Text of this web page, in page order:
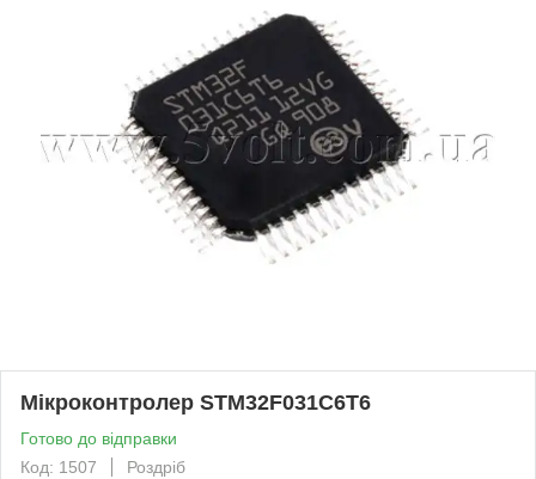
Мікроконтролер STM32F031C6T6
Готово до відправки
Код: 1507
Роздріб